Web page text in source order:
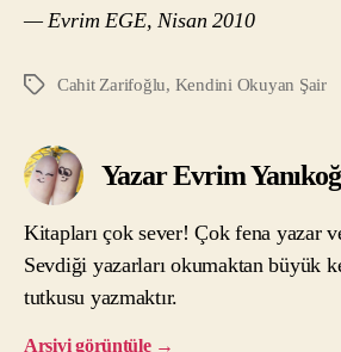
— Evrim EGE, Nisan 2010
EtiketlerCahit Zarifoğlu, Kendini Okuyan Şair
Yazar Evrim
Kitapları çok sever! Çok fena yazar
Sevdiği yazarları okumaktan büyük
tutkusu yazmaktır.
Arşivi görüntüle →